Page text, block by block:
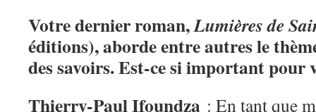
Votre dernier roman,Lumières de
éditions), aborde entre autres le
des savoirs. Est-ce si important pour
Thierry-Paul Ifoundza : En tant que